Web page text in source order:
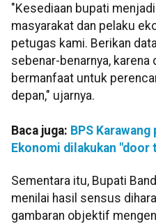
"Kesediaan bupati
masyarakat dan pelaku
petugas kami. Berikan
sebenar-benarnya, karena
bermanfaat untuk
depan," ujarnya.
Baca juga: BPS
Ekonomi dilakukan "door
Sementara itu, Bupati
menilai hasil sensus
gambaran objektif